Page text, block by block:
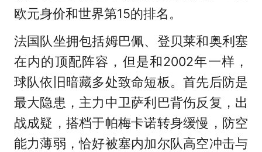
欧元身价和世界第15的排名。
法国队坐拥包括姆巴佩、登贝莱和奥利塞
在内的顶配阵容，但是和2002年一样，
球队依旧暗藏多处致命短板。首先后防是
最大隐患，主力中卫萨利巴背伤反复，出
战成疑，搭档于帕梅卡诺转身缓慢，防空
能力薄弱，恰好被塞内加尔队高空冲击与